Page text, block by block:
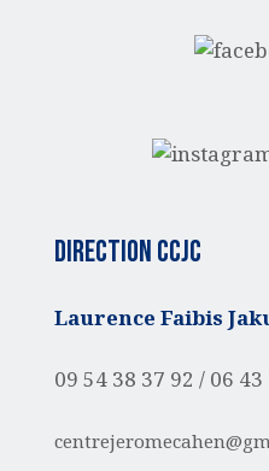
Direction CCJC
Laurence Faibis
09 54 38 37 92 / 06 43